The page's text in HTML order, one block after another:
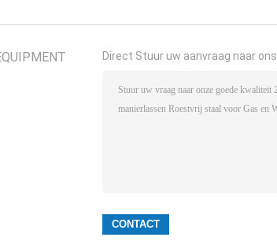
Direct Stuur uw aanvraag naar ons